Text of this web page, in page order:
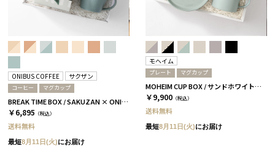
ONIBUS COFFEE サクザン
コーヒー マグカップ
BREAK TIME BOX / SAKUZAN × ONIBUS COFFEE スカイブルー＆アクアブルー
￥6,895 （税込）
送料無料
最短8月11日(火)にお届け
モヘイム
プレート マグカップ
MOHEIM CUP BOX / サンドホワイト＆ライトブルー［モヘイム］
￥9,900 （税込）
送料無料
最短8月11日(火)にお届け